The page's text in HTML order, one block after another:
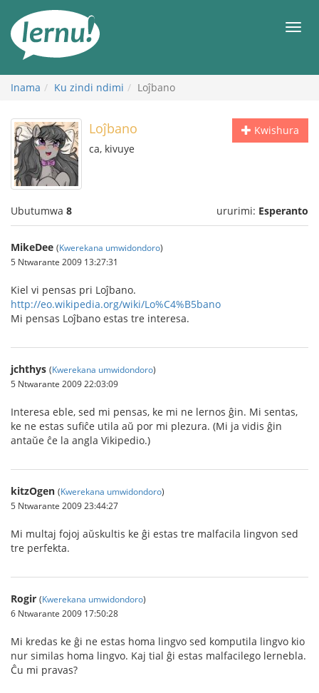
rupapuro
rw'ibirimwo
Inama Ku zindi ndimi Loĵbano
Kwishura
Loĵbano
ca, kivuye
Ubutumwa 8 ururimi: Esperanto
MikeDee (Kwerekana umwidondoro)
5 Ntwarante 2009 13:27:31
Kiel vi pensas pri Loĵbano.
http://eo.wikipedia.org/wiki/Lo%C4%B5bano
Mi pensas Loĵbano estas tre interesa.
jchthys (Kwerekana umwidondoro)
5 Ntwarante 2009 22:03:09
Interesa eble, sed mi pensas, ke mi ne lernos ĝin. Mi sentas,
ke ne estas sufiĉe utila aŭ por mi plezura. (Mi ja vidis ĝin
antaŭe ĉe la angla Vikipedio.)
kitzOgen (Kwerekana umwidondoro)
5 Ntwarante 2009 23:44:27
Mi multaj fojoj aŭskultis ke ĝi estas tre malfacila lingvon sed
tre perfekta.
Rogir (Kwerekana umwidondoro)
6 Ntwarante 2009 17:50:28
Mi kredas ke ĝi ne estas homa lingvo sed komputila lingvo kio
nur similas homa lingvo. Kaj tial ĝi estas malfacilego lernebla.
Ĉu mi pravas?